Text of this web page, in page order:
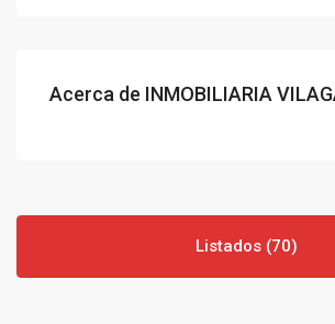
Acerca de INMOBILIARIA
Listados (70)